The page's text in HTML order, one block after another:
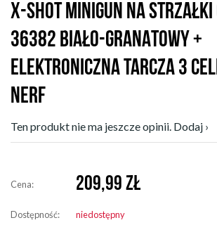
X-SHOT MINIGUN NA STRZAŁKI
36382 BIAŁO-GRANATOWY +
ELEKTRONICZNA TARCZA 3
NERF
Ten produkt nie ma jeszcze opinii. Dodaj ›
Cena: 209,99 ZŁ
Dostępność: niedostępny